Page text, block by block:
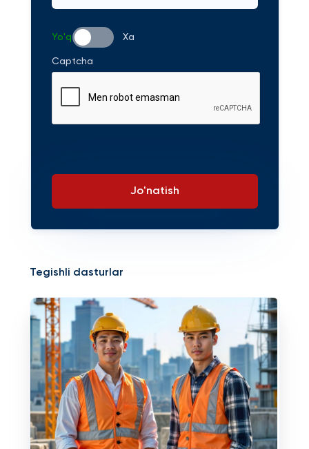
Yo'q Xa
Captcha
Jo'natish
Tegishli dasturlar